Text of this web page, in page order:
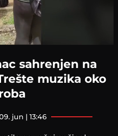
sahrenjen na
muzika oko
jun | 13:46